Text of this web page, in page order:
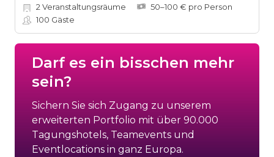
2 Veranstaltungsräume
50–100 € pro Person
100 Gäste
Darf es ein bisschen mehr
sein?
Sichern Sie sich Zugang zu unserem
erweiterten Portfolio mit über 90.000
Tagungshotels, Teamevents und
Eventlocations in ganz Europa.